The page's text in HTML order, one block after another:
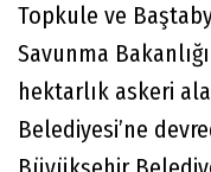
Topkule ve
Savunma
hektarlık askeri
Belediyesi’ne